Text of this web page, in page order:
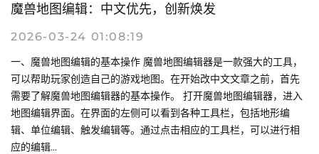
魔兽地图编辑：中文优先，创新焕发
2026-03-24 01:08:19
一、魔兽地图编辑的基本操作 魔兽地图编辑器是一款强大的工具，
可以帮助玩家创造自己的游戏地图。在开始改中文文章之前，首先
需要了解魔兽地图编辑器的基本操作。 打开魔兽地图编辑器，进入
地图编辑界面。在界面的左侧可以看到各种工具栏，包括地形编
辑、单位编辑、触发编辑等。通过点击相应的工具栏，可以进行相
应的编辑...